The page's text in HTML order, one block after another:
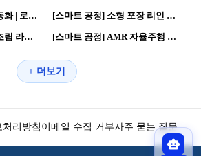
[공장 자동화] 반송 자동화 | 로봇활용 자동화 공정 [스마트 공정] 소형 포장 리인 분류 물류라인 | 스마트공장 자동화 공정
[스마트 공정] 카메라 조립 라인 | 제조혁신 스마트공장
146 0
[스마트 공정] AMR 자율주행 정확도 개선 (V컷) | 스마트공장 제조혁신
+ 더보기
처리방침 이메일 수집 거부자주 묻는 질문